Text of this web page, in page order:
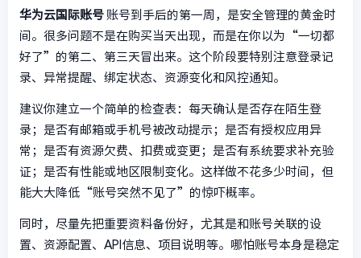
华为云国际账号 账号到手后的第一周，是安全管理的黄金时
间。很多问题不是在购买当天出现，而是在你以为“一切都
好了”的第二、第三天冒出来。这个阶段要特别注意登录记
录、异常提醒、绑定状态、资源变化和风控通知。
建议你建立一个简单的检查表：每天确认是否存在陌生登
录；是否有邮箱或手机号被改动提示；是否有授权应用异
常；是否有资源欠费、扣费或变更；是否有系统要求补充验
证；是否有性能或地区限制变化。这样做不花多少时间，但
能大大降低“账号突然不见了”的惊吓概率。
同时，尽量先把重要资料备份好，尤其是和账号关联的设
置、资源配置、API信息、项目说明等。哪怕账号本身是稳定